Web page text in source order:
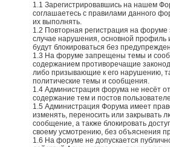
1.1 Зарегистрировавшись на нашем
соглашаетесь с правилами данного
их выполнять.
1.2 Повторная регистрация на
случае нарушения, основной профиль
будут блокироваться без
1.3 На форуме запрещены темы и
содержанием противоречащие
либо призывающие к его нарушению,
политические темы и сообщения.
1.4 Администрация форума не несёт
содержание тем и постов
1.5 Администрация Форума имеет
изменять, переносить или закрывать
сообщение, а также блокировать
своему усмотрению, без объяснения
1.6 На форуме не допускается